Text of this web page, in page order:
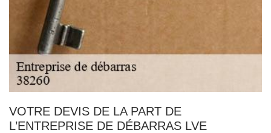
VOTRE DEVIS DE LA PART DE
L’ENTREPRISE DE DÉBARRAS LVE